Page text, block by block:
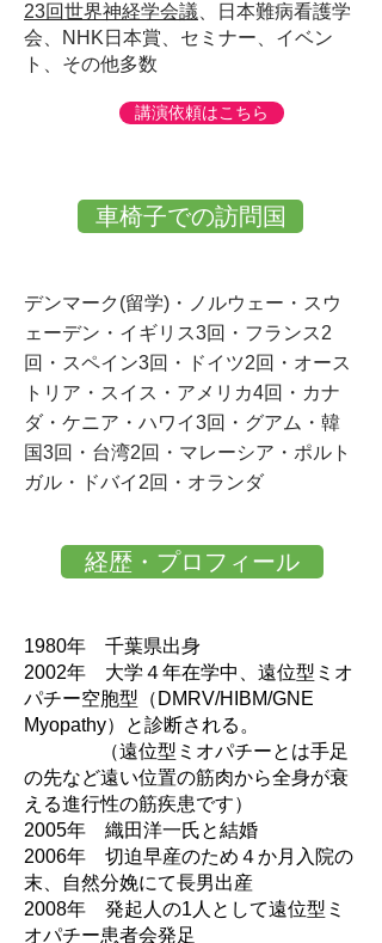
23回世界神経学会議
日本難病看護学
会、NHK日本賞、セミナー、イベン
ト、その他多数
講演依頼はこちら
車椅子での訪問国
デンマーク(留学)・ノルウェー・スウ
ェーデン・イギリス3回・フランス2
回・ スペイン3回・ドイツ2回・ オース
トリア・スイス・アメリカ4回・カナ
ダ・ケニア・ハワイ3回・グアム・韓
国3回・台湾2回・マレーシア・ ポルト
ガル・ドバイ2回・オランダ
経歴・プロフィール
1980年 千葉県出身
2002年 大学４年在学中、遠位型ミオ
パチー空胞型（DMRV/HIBM/GNE
Myopathy）と診断される。
（遠位型ミオパチーとは手足
の先など遠い位置の筋肉から全身が衰
える進行性の筋疾患です）
2005年 織田洋一氏と結婚
2006年 切迫早産のため４か月入院の
末、自然分娩にて長男出産
2008年 発起人の1人として遠位型ミ
オパチー患者会発足